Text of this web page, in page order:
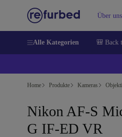
Über uns
Alle Kategorien 🎒 Back
Home Produkte Kameras
Nikon AF-S
G IF-ED VR